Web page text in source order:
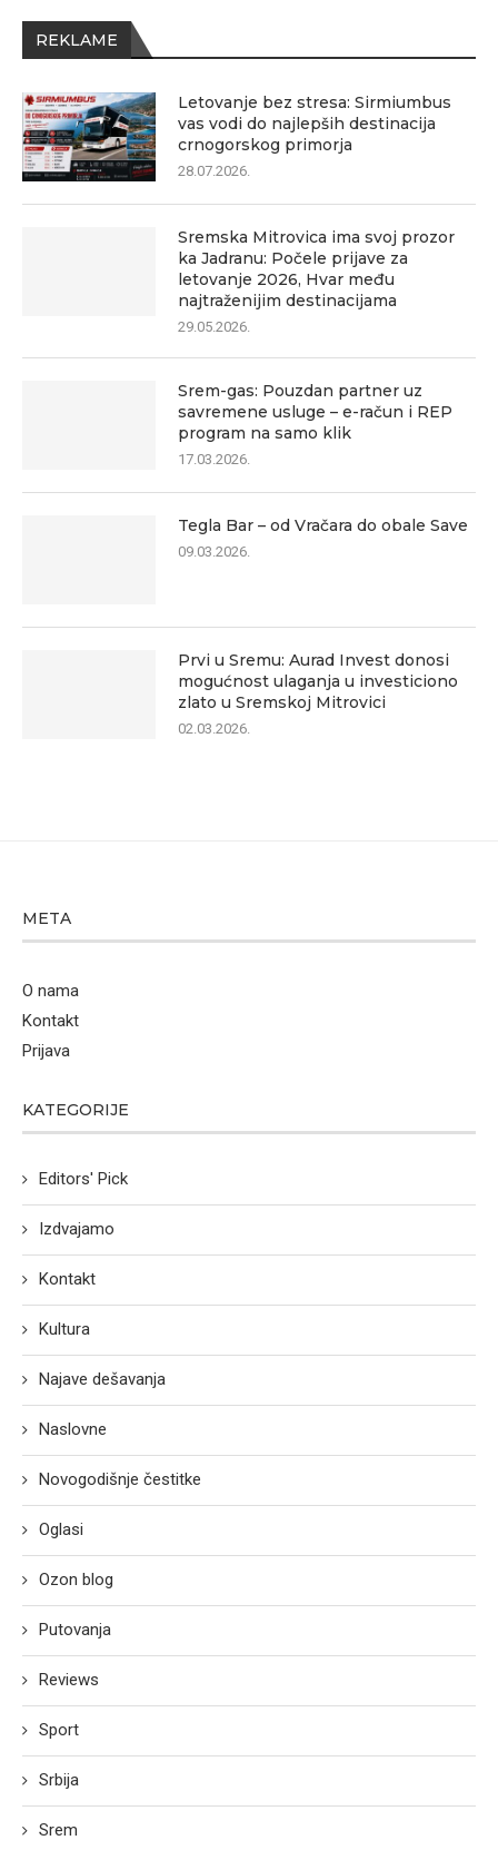
REKLAME
Letovanje bez stresa: Sirmiumbus
vas vodi do najlepših destinacija
crnogorskog primorja
28.07.2026.
Sremska Mitrovica ima svoj prozor
ka Jadranu: Počele prijave za
letovanje 2026, Hvar među
najtraženijim destinacijama
29.05.2026.
Srem-gas: Pouzdan partner uz
savremene usluge – e-račun i REP
program na samo klik
17.03.2026.
Tegla Bar – od Vračara do obale Save
09.03.2026.
Prvi u Sremu: Aurad Invest donosi
mogućnost ulaganja u investiciono
zlato u Sremskoj Mitrovici
02.03.2026.
META
O nama
Kontakt
Prijava
KATEGORIJE
Editors' Pick
Izdvajamo
Kontakt
Kultura
Najave dešavanja
Naslovne
Novogodišnje čestitke
Oglasi
Ozon blog
Putovanja
Reviews
Sport
Srbija
Srem